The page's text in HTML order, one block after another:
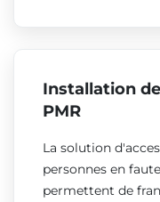
Installation
PMR
La solution
personnes en
permettent de